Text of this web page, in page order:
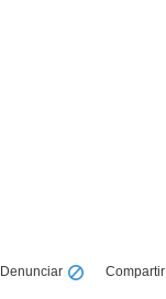
Denunciar Compartir